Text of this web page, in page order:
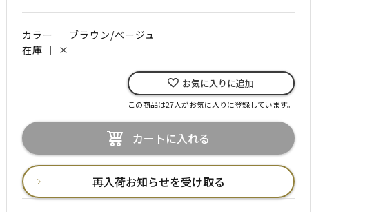
カラー ｜ ブラウン/ベージュ
在庫 ｜ ×
お気に入りに追加
この商品は27人がお気に入りに登録しています。
カートに入れる
再入荷お知らせを受け取る